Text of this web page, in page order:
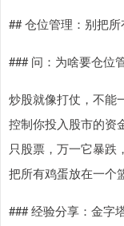
## 仓位管理：别把
### 问：为啥要仓位
炒股就像打仗，不能
控制你投入股市的资
只股票，万一它暴跌
把所有鸡蛋放在一个
### 经验分享：金字